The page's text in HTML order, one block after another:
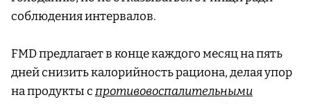
соблюдения интервалов.
FMD предлагает в конце каждого месяц на пять
дней снизить калорийность рациона, делая упор
на продукты спротивовоспалительными